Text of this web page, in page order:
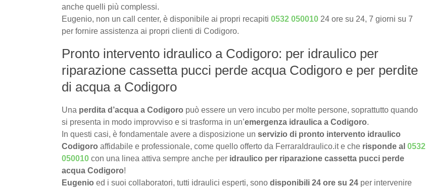
anche quelli più complessi.
Eugenio, non un call center, è disponibile ai propri recapiti 0532 050010 24 ore su 24, 7 giorni su 7
per fornire assistenza ai propri clienti di Codigoro.
Pronto intervento idraulico a Codigoro: per idraulico per
riparazione cassetta pucci perde acqua Codigoro e per perdite
di acqua a Codigoro
Una perdita d’acqua a Codigoro può essere un vero incubo per molte persone, soprattutto quando
si presenta in modo improvviso e si trasforma in un’emergenza idraulica a Codigoro.
In questi casi, è fondamentale avere a disposizione un servizio di pronto intervento idraulico
Codigoro affidabile e professionale, come quello offerto da FerraraIdraulico.it e che risponde al 0532
050010 con una linea attiva sempre anche per idraulico per riparazione cassetta pucci perde
acqua Codigoro!
Eugenio ed i suoi collaboratori, tutti idraulici esperti, sono disponibili 24 ore su 24 per intervenire